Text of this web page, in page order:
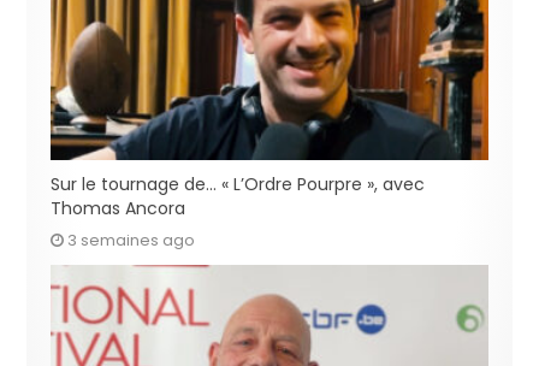
Sur le tournage de… « L’Ordre Pourpre », avec
Thomas Ancora
3 semaines ago